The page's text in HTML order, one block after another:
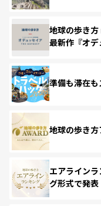
地球の歩き
最新作『オデ
準備も滞在
地球の歩き
エアライン
グ形式で発表